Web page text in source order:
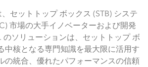
セットトップ ボックス (STB) システ
市場の大手イノベーターおよび開発
ソリューションは、セットトップ ボ
中核となる専門知識を最大限に活用す
の統合、優れたパフォーマンスの信頼